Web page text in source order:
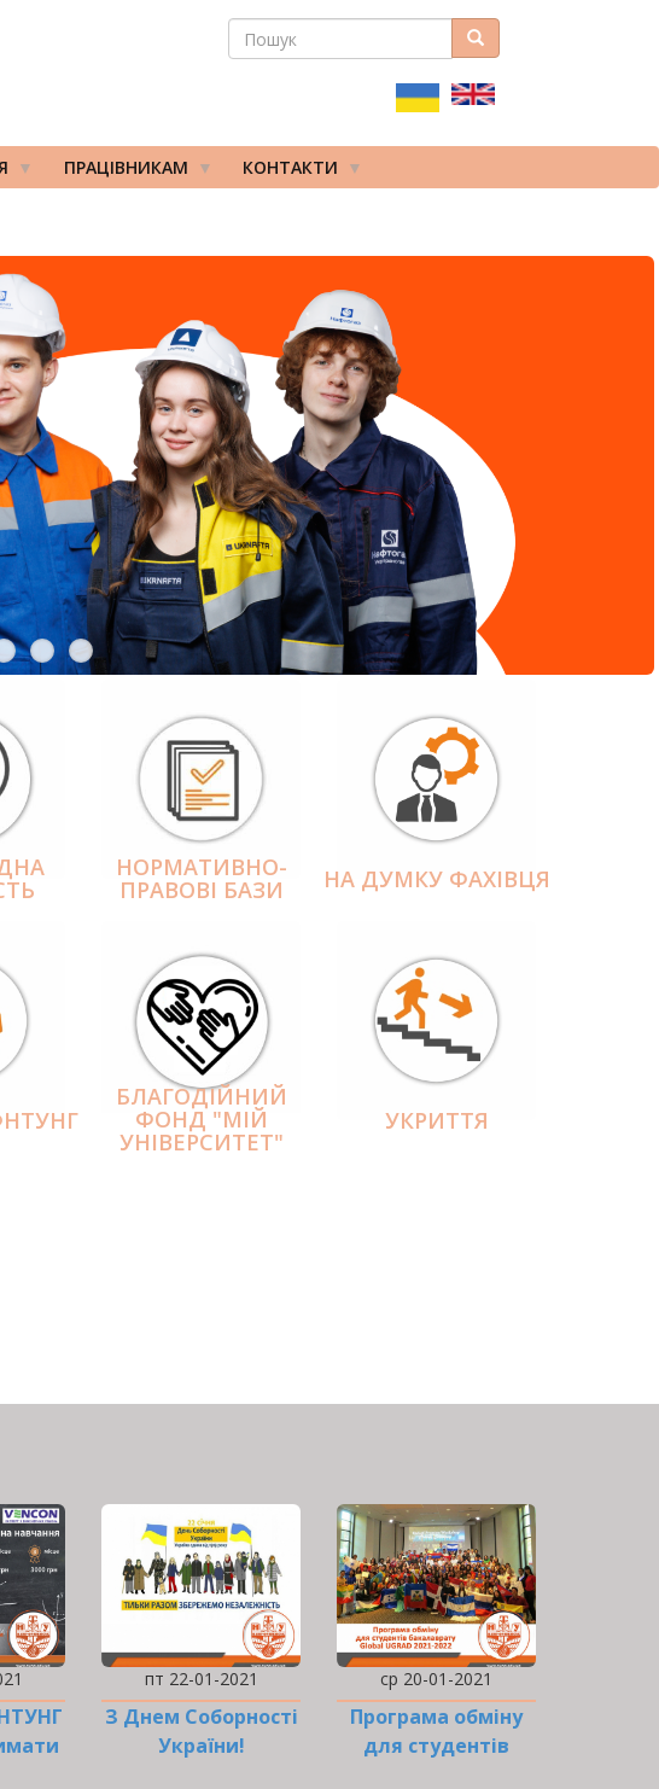
ПОШУКОВА
ПОШУК Пошук
ПРАЦІВНИКАМ КОНТАКТИ
НОРМАТИВНО-
ПРАВОВІ БАЗИ НА ДУМКУ ФАХІВЦЯ
БЛАГОДІЙНИЙ
ФОНД "МІЙ
УНІВЕРСИТЕТ"
УКРИТТЯ
пт 22-01-2021
З Днем Соборності
України!
ср 20-01-2021
Програма обміну
для студентів